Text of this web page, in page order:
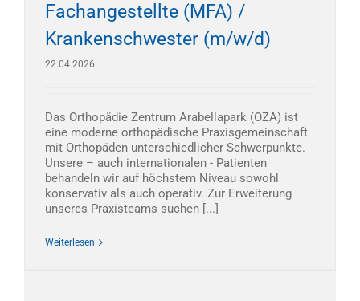
Fachangestellte (MFA) /
Krankenschwester (m/w/d)
22.04.2026
Das Orthopädie Zentrum Arabellapark (OZA) ist
eine moderne orthopädische Praxisgemeinschaft
mit Orthopäden unterschiedlicher Schwerpunkte.
Unsere – auch internationalen - Patienten
behandeln wir auf höchstem Niveau sowohl
konservativ als auch operativ. Zur Erweiterung
unseres Praxisteams suchen [...]
Weiterlesen